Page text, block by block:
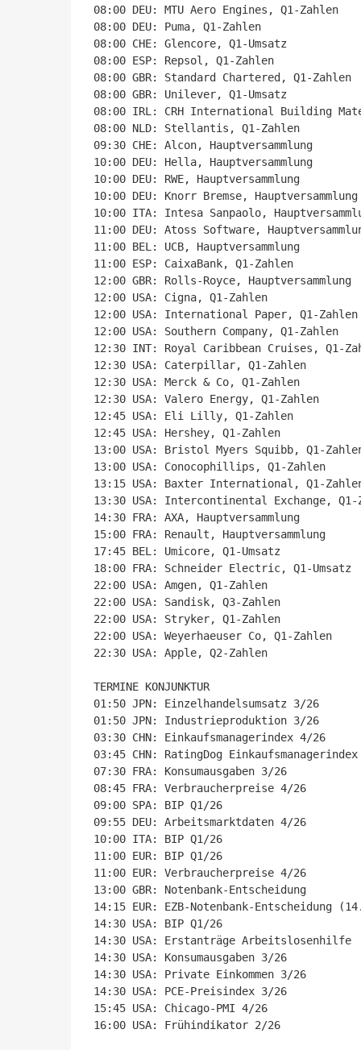
08:00 DEU: MTU Aero Engines, Q1-Zahlen
08:00 DEU: Puma, Q1-Zahlen
08:00 CHE: Glencore, Q1-Umsatz
08:00 ESP: Repsol, Q1-Zahlen
08:00 GBR: Standard Chartered, Q1-Zahlen
08:00 GBR: Unilever, Q1-Umsatz
08:00 IRL: CRH International Building
08:00 NLD: Stellantis, Q1-Zahlen
09:30 CHE: Alcon, Hauptversammlung
10:00 DEU: Hella, Hauptversammlung
10:00 DEU: RWE, Hauptversammlung
10:00 DEU: Knorr Bremse, Hauptversammlung
10:00 ITA: Intesa Sanpaolo,
11:00 DEU: Atoss Software,
11:00 BEL: UCB, Hauptversammlung
11:00 ESP: CaixaBank, Q1-Zahlen
12:00 GBR: Rolls-Royce, Hauptversammlung
12:00 USA: Cigna, Q1-Zahlen
12:00 USA: International Paper, Q1-Zahlen
12:00 USA: Southern Company, Q1-Zahlen
12:30 INT: Royal Caribbean Cruises, Q1-
12:30 USA: Caterpillar, Q1-Zahlen
12:30 USA: Merck & Co, Q1-Zahlen
12:30 USA: Valero Energy, Q1-Zahlen
12:45 USA: Eli Lilly, Q1-Zahlen
12:45 USA: Hershey, Q1-Zahlen
13:00 USA: Bristol Myers Squibb, Q1-
13:00 USA: Conocophillips, Q1-Zahlen
13:15 USA: Baxter International, Q1-
13:30 USA: Intercontinental Exchange, Q1-
14:30 FRA: AXA, Hauptversammlung
15:00 FRA: Renault, Hauptversammlung
17:45 BEL: Umicore, Q1-Umsatz
18:00 FRA: Schneider Electric, Q1-Umsatz
22:00 USA: Amgen, Q1-Zahlen
22:00 USA: Sandisk, Q3-Zahlen
22:00 USA: Stryker, Q1-Zahlen
22:00 USA: Weyerhaeuser Co, Q1-Zahlen
22:30 USA: Apple, Q2-Zahlen
TERMINE KONJUNKTUR
01:50 JPN: Einzelhandelsumsatz 3/26
01:50 JPN: Industrieproduktion 3/26
03:30 CHN: Einkaufsmanagerindex 4/26
03:45 CHN: RatingDog
07:30 FRA: Konsumausgaben 3/26
08:45 FRA: Verbraucherpreise 4/26
09:00 SPA: BIP Q1/26
09:55 DEU: Arbeitsmarktdaten 4/26
10:00 ITA: BIP Q1/26
11:00 EUR: BIP Q1/26
11:00 EUR: Verbraucherpreise 4/26
13:00 GBR: Notenbank-Entscheidung
14:15 EUR: EZB-Notenbank-Entscheidung
14:30 USA: BIP Q1/26
14:30 USA: Erstanträge Arbeitslosenhilfe
14:30 USA: Konsumausgaben 3/26
14:30 USA: Private Einkommen 3/26
14:30 USA: PCE-Preisindex 3/26
15:45 USA: Chicago-PMI 4/26
16:00 USA: Frühindikator 2/26